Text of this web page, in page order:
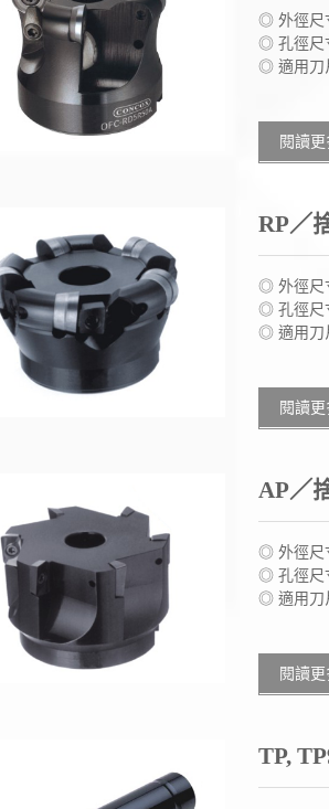
◎ 外徑尺
◎ 孔徑尺
◎ 適用刀
閱讀更
RP／
◎ 外徑尺
◎ 孔徑尺
◎ 適用刀
閱讀更
AP／
◎ 外徑尺
◎ 孔徑尺
◎ 適用刀
閱讀更
TP,